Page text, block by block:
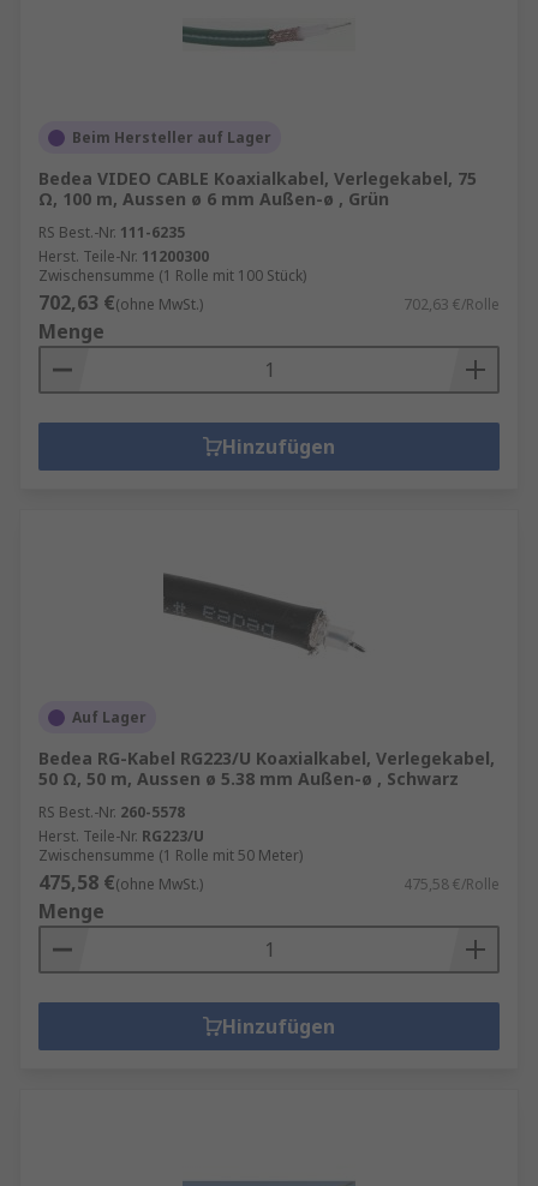
Beim Hersteller auf Lager
Bedea VIDEO CABLE Koaxialkabel, Verlegekabel, 75
Ω, 100 m, Aussen ø 6 mm Außen-ø , Grün
RS Best.-Nr. 111-6235
Herst. Teile-Nr. 11200300
Zwischensumme (1 Rolle mit 100 Stück)
702,63 €(ohne MwSt.) 702,63 €/Rolle
Menge
Hinzufügen
Auf Lager
Bedea RG-Kabel RG223/U Koaxialkabel, Verlegekabel,
50 Ω, 50 m, Aussen ø 5.38 mm Außen-ø , Schwarz
RS Best.-Nr. 260-5578
Herst. Teile-Nr. RG223/U
Zwischensumme (1 Rolle mit 50 Meter)
475,58 €(ohne MwSt.) 475,58 €/Rolle
Menge
Hinzufügen